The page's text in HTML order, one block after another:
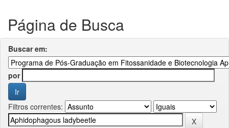
Página de Busca
Buscar em:
por
Filtros correntes: